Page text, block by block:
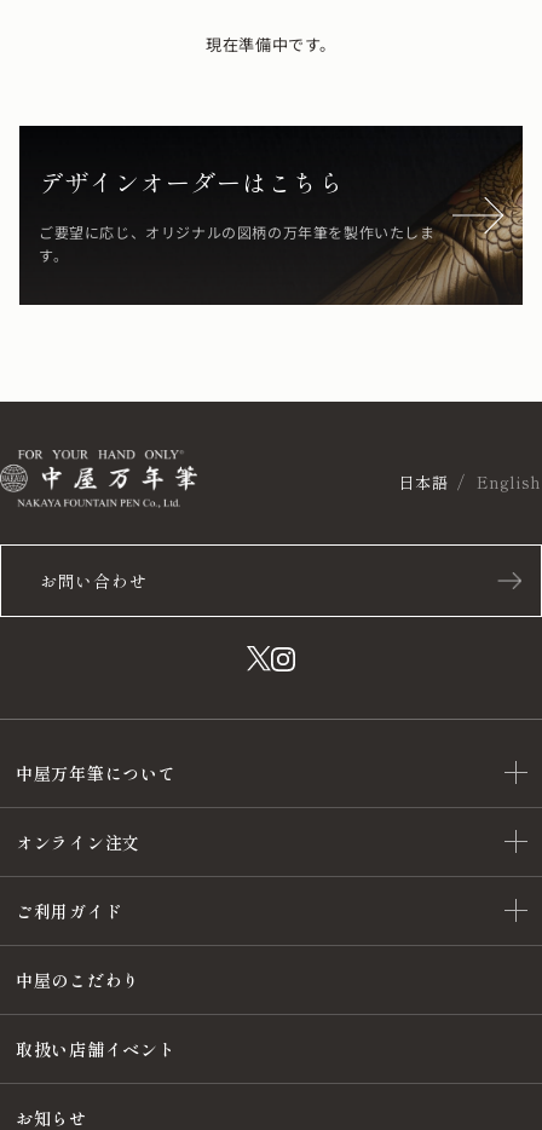
現在準備中です。
デザインオーダーはこちら
ご要望に応じ、オリジナルの図柄の万年筆を製作いたしま
す。
お問い合わせ
日本語 English
中屋万年筆について
オンライン注文
ご利用ガイド
中屋のこだわり
取扱い店舗イベント
お知らせ